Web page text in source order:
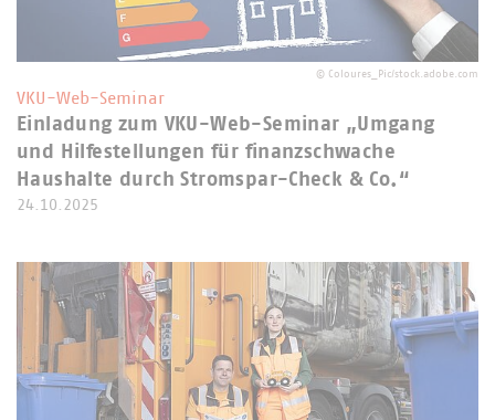
© Coloures_Pic/stock.adobe.com
VKU-Web-Seminar
Einladung zum VKU-Web-Seminar „Umgang
und Hilfestellungen für finanzschwache
Haushalte durch Stromspar-Check & Co.“
24.10.2025